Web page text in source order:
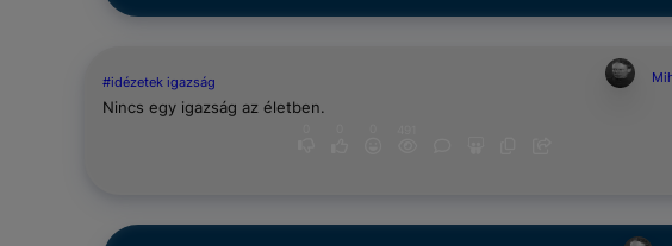
#idézetek igazság
Nincs egy igazság az életben.